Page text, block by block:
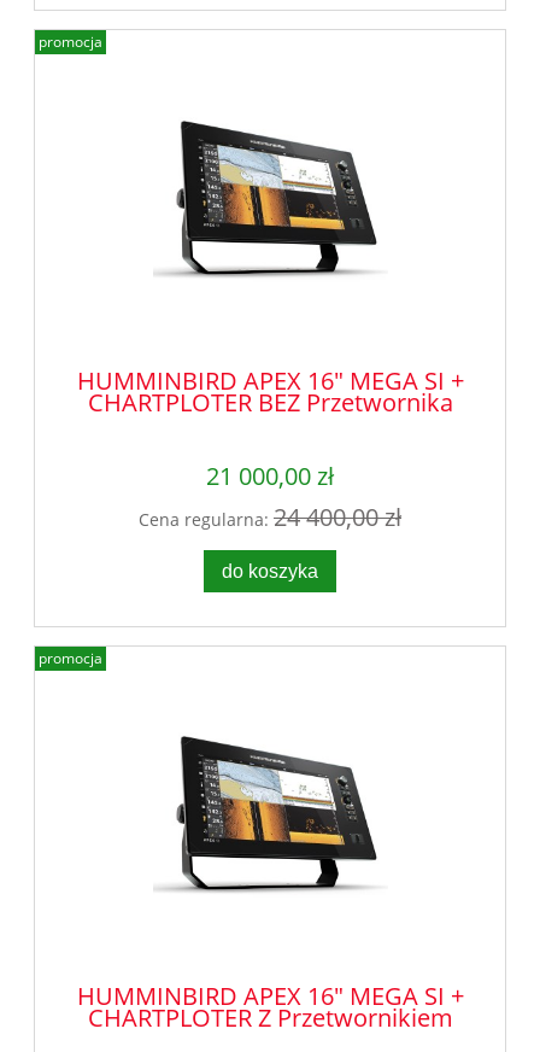
HUMMINBIRD APEX 16" MEGA SI +
CHARTPLOTER BEZ Przetwornika
21 000,00 zł
Cena regularna: 24 400,00 zł
do koszyka
promocja
HUMMINBIRD APEX 16" MEGA SI +
CHARTPLOTER Z Przetwornikiem
promocja